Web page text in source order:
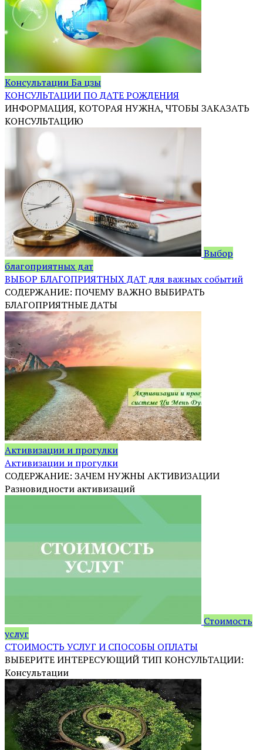
Консультации Ба цзы
КОНСУЛЬТАЦИИ ПО ДАТЕ РОЖДЕНИЯ
ИНФОРМАЦИЯ, КОТОРАЯ НУЖНА, ЧТОБЫ ЗАКАЗАТЬ
КОНСУЛЬТАЦИЮ
Выбор
благоприятных дат
ВЫБОР БЛАГОПРИЯТНЫХ ДАТ для важных событий
СОДЕРЖАНИЕ: ПОЧЕМУ ВАЖНО ВЫБИРАТЬ
БЛАГОПРИЯТНЫЕ ДАТЫ
Активизации и прогулки
Активизации и прогулки
СОДЕРЖАНИЕ: ЗАЧЕМ НУЖНЫ АКТИВИЗАЦИИ
Разновидности активизаций
Стоимость
услуг
СТОИМОСТЬ УСЛУГ И СПОСОБЫ ОПЛАТЫ
ВЫБЕРИТЕ ИНТЕРЕСУЮЩИЙ ТИП КОНСУЛЬТАЦИИ:
Консультации